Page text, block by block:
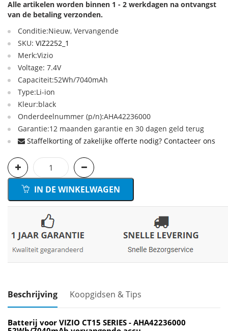
Alle artikelen worden binnen 1 - 2 werkdagen na ontvangst
van de betaling verzonden.
Conditie:Nieuw, Vervangende
SKU: VIZ2252_1
Merk:Vizio
Voltage: 7.4V
Capaciteit:52Wh/7040mAh
Type:Li-ion
Kleur:black
Onderdeelnummer (p/n):AHA42236000
Garantie:12 maanden garantie en 30 dagen geld terug
Staffelkorting of zakelijke offerte nodig? Contacteer ons
IN DE WINKELWAGEN
Beschrijving Koopgidsen & Tips
Batterij voor VIZIO CT15 SERIES - AHA42236000